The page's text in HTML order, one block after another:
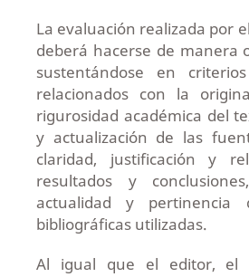
La evaluación realizada por
deberá hacerse de manera
sustentándose en
relacionados con la
rigurosidad académica del
y actualización de las
claridad, justificación y
resultados y
actualidad y pertinencia
bibliográficas utilizadas.
Al igual que el editor, el